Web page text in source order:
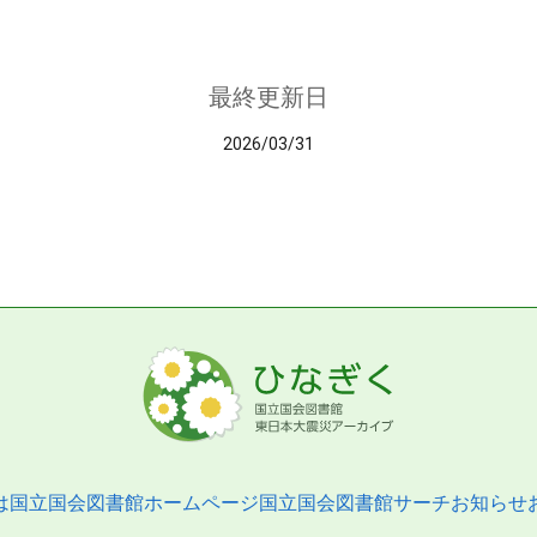
最終更新日
2026/03/31
国立国会図書館ホームページ国立国会図書館サーチお知らせ